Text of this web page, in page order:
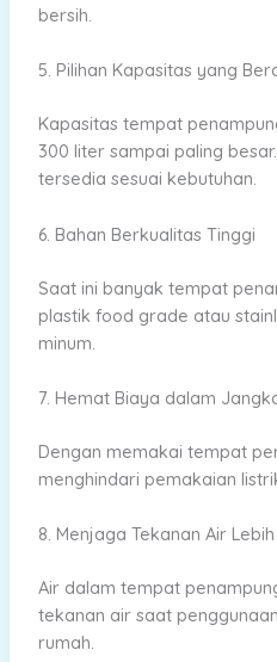
bersih.
5. Pilihan Kapasitas yang
Kapasitas tempat
300 liter sampai paling
tersedia sesuai kebutuhan.
6. Bahan Berkualitas Tinggi
Saat ini banyak tempat
plastik food grade atau
minum.
7. Hemat Biaya dalam
Dengan memakai tempat
menghindari pemakaian
8. Menjaga Tekanan Air
Air dalam tempat
tekanan air saat
rumah.